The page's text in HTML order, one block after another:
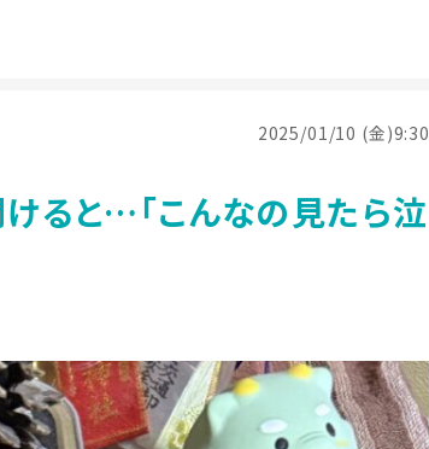
2025/01/10 (金)9:30
ると…「こんなの見たら泣